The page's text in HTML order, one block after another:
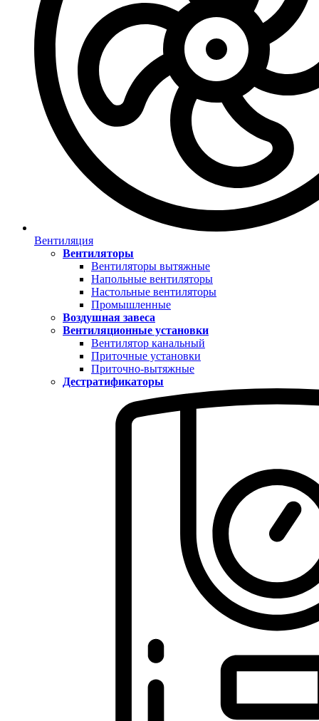
Вентиляция
Вентиляторы
Вентиляторы вытяжные
Напольные вентиляторы
Настольные вентиляторы
Промышленные
Воздушная завеса
Вентиляционные установки
Вентилятор канальный
Приточные установки
Приточно-вытяжные
Дестратификаторы